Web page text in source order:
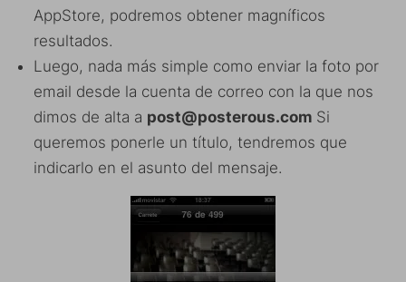
AppStore, podremos obtener magníficos
resultados.
Luego, nada más simple como enviar la foto por
email desde la cuenta de correo con la que nos
dimos de alta a post@posterous.com Si
queremos ponerle un título, tendremos que
indicarlo en el asunto del mensaje.